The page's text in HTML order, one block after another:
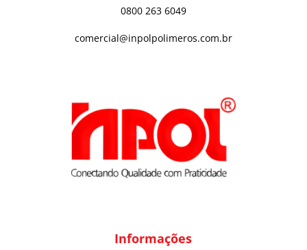
0800 263 6049
comercial@inpolpolimeros.com.br
Informações